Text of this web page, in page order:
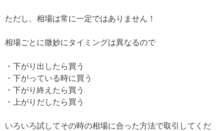
ただし、相場は常に一定ではありません！
相場ごとに微妙にタイミングは異なるので
・下がり出したら買う
・下がっている時に買う
・下がり終えたら買う
・上がりだしたら買う
いろいろ試してその時の相場に合った方法で取引してくだ